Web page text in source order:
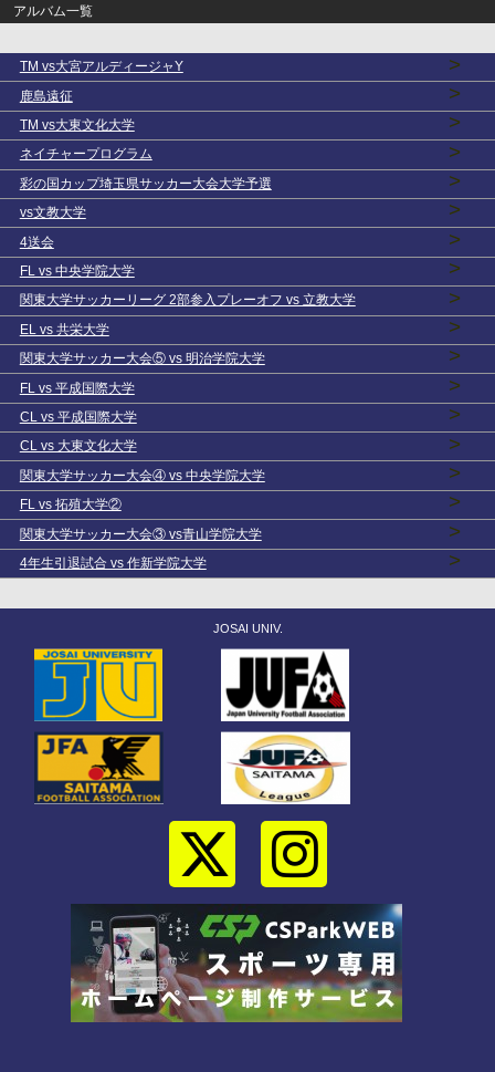
アルバム一覧
TM vs大宮アルディージャY >
鹿島遠征 >
TM vs大東文化大学 >
ネイチャープログラム >
彩の国カップ埼玉県サッカー大会大学予選 >
vs文教大学 >
4送会 >
FL vs 中央学院大学 >
関東大学サッカーリーグ 2部参入プレーオフ vs 立教大学 >
EL vs 共栄大学 >
関東大学サッカー大会⑤ vs 明治学院大学 >
FL vs 平成国際大学 >
CL vs 平成国際大学 >
CL vs 大東文化大学 >
関東大学サッカー大会④ vs 中央学院大学 >
FL vs 拓殖大学② >
関東大学サッカー大会③ vs青山学院大学 >
4年生引退試合 vs 作新学院大学 >
JOSAI UNIV.